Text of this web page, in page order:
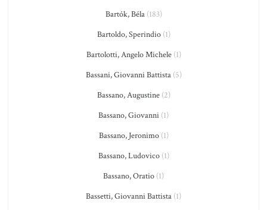
Bartók, Béla(183)
Bartoldo, Sperindio(1)
Bartolotti, Angelo Michele(1)
Bassani, Giovanni Battista(5)
Bassano, Augustine(2)
Bassano, Giovanni (1)
Bassano, Jeronimo(1)
Bassano, Ludovico(1)
Bassano, Oratio (1)
Bassetti, Giovanni Battista (1)